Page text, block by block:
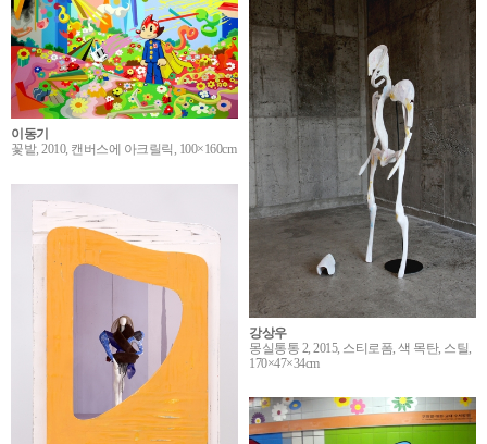
이동기
꽃밭, 2010, 캔버스에 아크릴릭, 100×160cm
강상우
몽실통통 2, 2015, 스티로폼, 색 목탄, 스틸,
170×47×34cm